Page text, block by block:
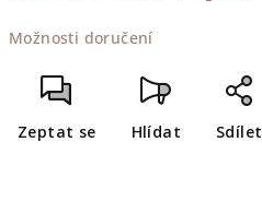
cena:
Možnosti doručení
Zeptat se Hlídat Sdílet